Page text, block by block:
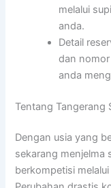
melalui
anda.
Detail
dan
anda
Tentang Tangerang
Dengan usia yang
sekarang menjelma
berkompetisi